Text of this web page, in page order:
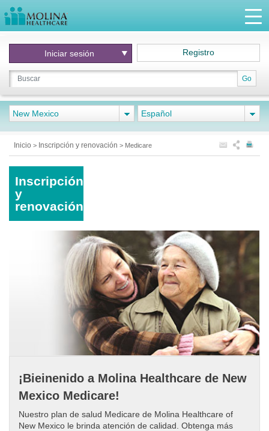
Go
Iniciar sesión Registro
New Mexico Español
Inicio > Inscripción y renovación > Medicare
Inscripción
y
renovación
¡Bieinenido a Molina Healthcare de New
Mexico Medicare!
Nuestro plan de salud Medicare de Molina Healthcare of
New Mexico le brinda atención de calidad. Obtenga más